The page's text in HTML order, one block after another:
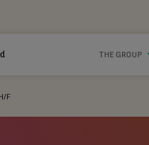
THE GROUP
F